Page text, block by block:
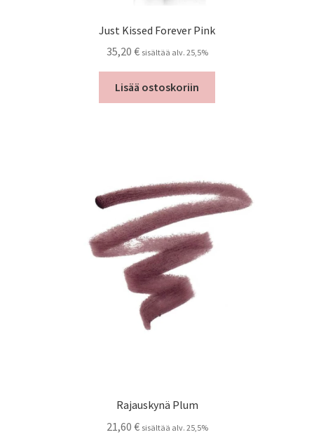
Just Kissed Forever Pink
35,20 € sisältää alv. 25,5%
Lisää ostoskoriin
Rajauskynä Plum
21,60 € sisältää alv. 25,5%